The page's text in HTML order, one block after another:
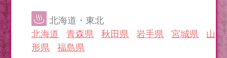
北海道・東北
北海道
青森県 秋田県 岩手県 宮城県
山
形県
福島県